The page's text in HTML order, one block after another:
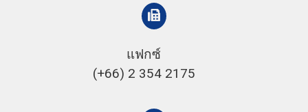
แฟกซ์
(+66) 2 354 2175